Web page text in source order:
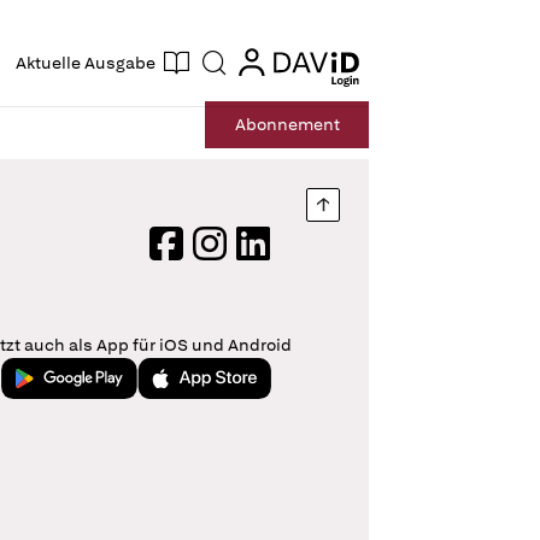
Aktuelle Ausgabe Suche login
login
Abonnement
Nach oben springen
FacebookInstagram
LinkedIn
auch als App für iOS und Android
Jetzt bei Google PlayLaden im App Store